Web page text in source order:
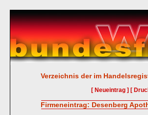
Verzeichnis der im
[ Neueintrag ] [
Firmeneintrag: Desenberg